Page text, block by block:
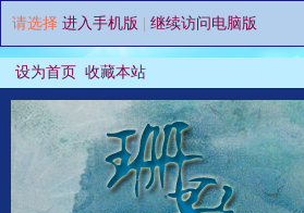
请选择 进入手机版 继续访问电脑版
设为首页 收藏本站